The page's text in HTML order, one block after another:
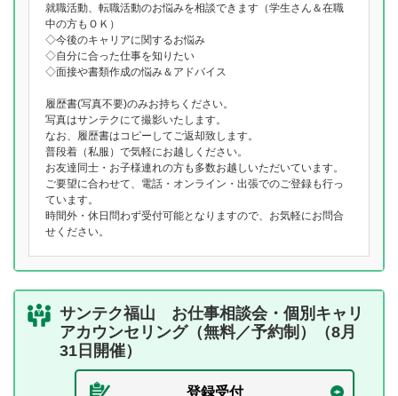
就職活動、転職活動のお悩みを相談できます（学生さん＆在職
中の方もＯＫ）
◇今後のキャリアに関するお悩み
◇自分に合った仕事を知りたい
◇面接や書類作成の悩み＆アドバイス
履歴書(写真不要)のみお持ちください。
写真はサンテクにて撮影いたします。
なお、履歴書はコピーしてご返却致します。
普段着（私服）で気軽にお越しください。
お友達同士・お子様連れの方も多数お越しいただいています。
ご要望に合わせて、電話・オンライン・出張でのご登録も行っ
ています。
時間外・休日問わず受付可能となりますので、お気軽にお問合
せください。
サンテク福山 お仕事相談会・個別キャリ
アカウンセリング（無料／予約制）（8月
31日開催）
登録受付